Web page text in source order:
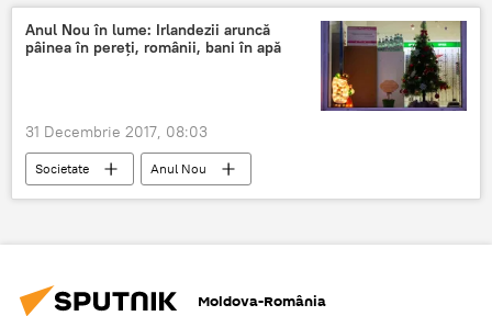
tradiții
Anul Nou
Anul Nou în lume: Irlandezii aruncă
pâinea în pereţi, românii, bani în apă
31 Decembrie 2017, 08:03
Societate Anul Nou
Moldova-România